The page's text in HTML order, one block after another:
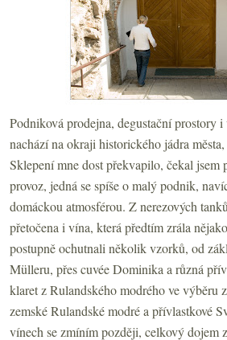
Podniková prodejna, degustační prostory
nachází na okraji historického jádra
Sklepení mne dost překvapilo, čekal jsem
provoz, jedná se spíše o malý podnik,
domáckou atmosférou. Z nerezových
přetočena i vína, která předtím zrála
postupně ochutnali několik vzorků, od
Mülleru, přes cuvée Dominika a různá
klaret z Rulandského modrého ve
zemské Rulandské modré a přívlastkové
vínech se zmíním později, celkový dojem